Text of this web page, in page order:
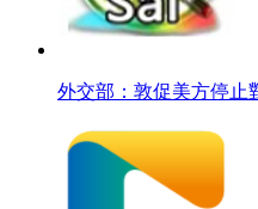
外交部：敦促美方停止